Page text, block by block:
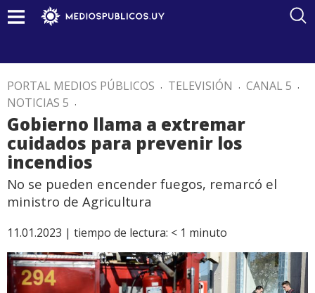
PORTAL MEDIOS PÚBLICOS . TELEVISIÓN . CANAL 5 .
NOTICIAS 5 .
Gobierno llama a extremar
cuidados para prevenir los
incendios
No se pueden encender fuegos, remarcó el
ministro de Agricultura
11.01.2023 | tiempo de lectura: < 1 minuto